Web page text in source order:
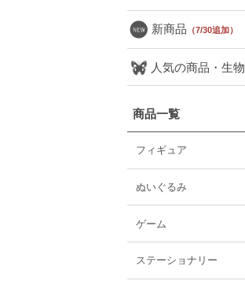
新商品 （7/30追加）
人気の商品・生物
商品一覧
フィギュア
ぬいぐるみ
ゲーム
ステーショナリー